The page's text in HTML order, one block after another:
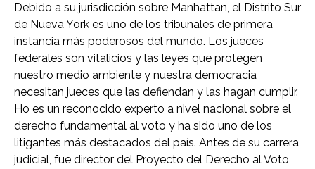
Debido a su jurisdicción sobre Manhattan, el Distrito Sur
de Nueva York es uno de los tribunales de primera
instancia más poderosos del mundo. Los jueces
federales son vitalicios y las leyes que protegen
nuestro medio ambiente y nuestra democracia
necesitan jueces que las defiendan y las hagan cumplir.
Ho es un reconocido experto a nivel nacional sobre el
derecho fundamental al voto y ha sido uno de los
litigantes más destacados del país. Antes de su carrera
judicial, fue director del Proyecto del Derecho al Voto